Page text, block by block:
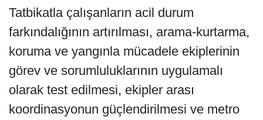
Tatbikatla çalışanların acil durum
farkındalığının artırılması, arama-kurtarma,
koruma ve yangınla mücadele ekiplerinin
görev ve sorumluluklarının uygulamalı
olarak test edilmesi, ekipler arası
koordinasyonun güçlendirilmesi ve metro